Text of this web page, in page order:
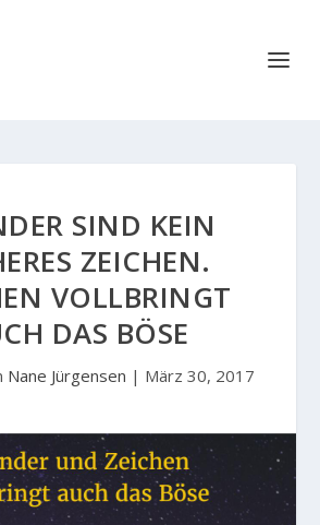
SIND KEIN
ZEICHEN.
VOLLBRINGT
DAS BÖSE
Nane Jürgensen | März 30, 2017